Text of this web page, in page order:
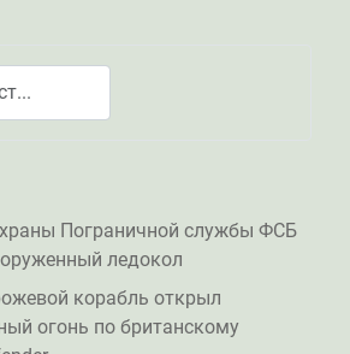
Пограничной службы ФСБ
ледокол
корабль открыл
огонь по британскому